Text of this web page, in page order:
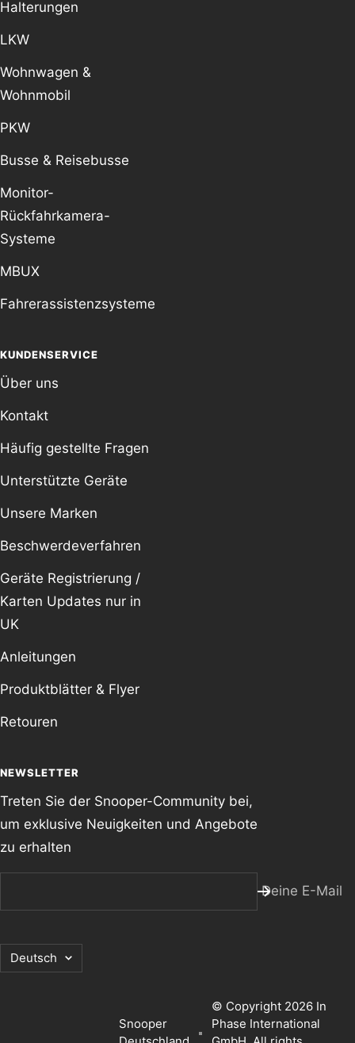
Halterungen
LKW
Wohnwagen &
Wohnmobil
PKW
Busse & Reisebusse
Monitor-
Rückfahrkamera-
Systeme
MBUX
Fahrerassistenzsysteme
KUNDENSERVICE
Über uns
Kontakt
Häufig gestellte Fragen
Unterstützte Geräte
Unsere Marken
Beschwerdeverfahren
Geräte Registrierung /
Karten Updates nur in
UK
Anleitungen
Produktblätter & Flyer
Retouren
NEWSLETTER
Treten Sie der Snooper-Community bei,
um exklusive Neuigkeiten und Angebote
zu erhalten
Deine E-Mail
Sprache
Deutsch
Snooper
© Copyright 2026 In
Phase International